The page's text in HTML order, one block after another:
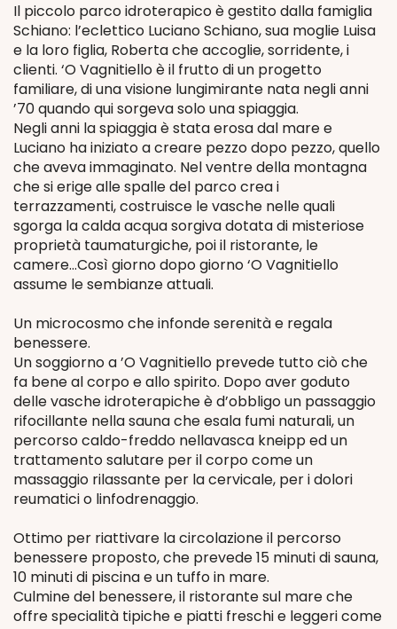
Il piccolo parco idroterapico è gestito dalla famiglia
Schiano: l’eclettico Luciano Schiano, sua moglie Luisa
e la loro figlia, Roberta che accoglie, sorridente, i
clienti. ‘O Vagnitiello è il frutto di un progetto
familiare, di una visione lungimirante nata negli anni
’70 quando qui sorgeva solo una spiaggia.
Negli anni la spiaggia è stata erosa dal mare e
Luciano ha iniziato a creare pezzo dopo pezzo, quello
che aveva immaginato. Nel ventre della montagna
che si erige alle spalle del parco crea i
terrazzamenti, costruisce le vasche nelle quali
sgorga la calda acqua sorgiva dotata di misteriose
proprietà taumaturgiche, poi il ristorante, le
camere…Così giorno dopo giorno ‘O Vagnitiello
assume le sembianze attuali.
Un microcosmo che infonde serenità e regala
benessere.
Un soggiorno a ’O Vagnitiello prevede tutto ciò che
fa bene al corpo e allo spirito. Dopo aver goduto
delle vasche idroterapiche è d’obbligo un passaggio
rifocillante nella sauna che esala fumi naturali, un
percorso caldo-freddo nellavasca kneipp ed un
trattamento salutare per il corpo come un
massaggio rilassante per la cervicale, per i dolori
reumatici o linfodrenaggio.
Ottimo per riattivare la circolazione il percorso
benessere proposto, che prevede 15 minuti di sauna,
10 minuti di piscina e un tuffo in mare.
Culmine del benessere, il ristorante sul mare che
offre specialità tipiche e piatti freschi e leggeri come